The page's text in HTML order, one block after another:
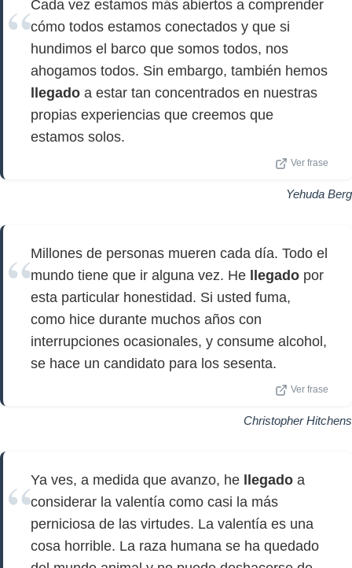
Cada vez estamos más abiertos a comprender
cómo todos estamos conectados y que si
hundimos el barco que somos todos, nos
ahogamos todos. Sin embargo, también hemos
llegado a estar tan concentrados en nuestras
propias experiencias que creemos que
estamos solos.
Ver frase
Yehuda Berg
Millones de personas mueren cada día. Todo el
mundo tiene que ir alguna vez. He
llegado por
esta particular honestidad. Si usted fuma,
como hice durante muchos años con
interrupciones ocasionales, y consume alcohol,
se hace un candidato para los sesenta.
Ver frase
Christopher Hitchens
Ya ves, a medida que avanzo, he llegado a
considerar la valentía como casi la más
perniciosa de las virtudes. La valentía es una
cosa horrible. La raza humana se ha quedado